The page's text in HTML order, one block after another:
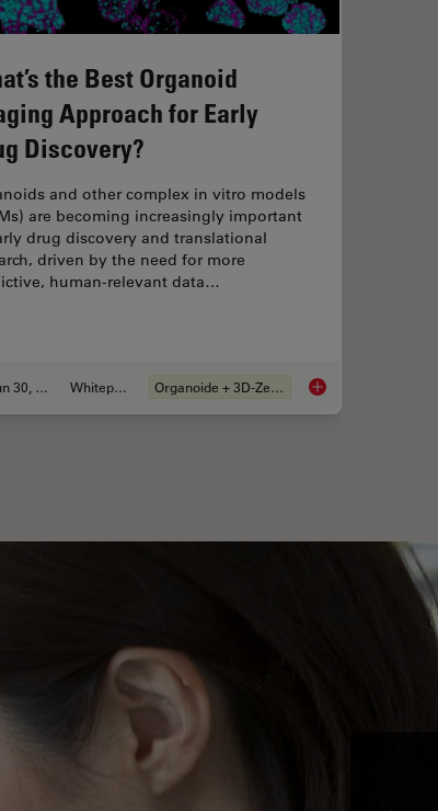
From Waffle Method to Serial Lift-Out
the Best Organoid
Approach for Early
Discovery?
and other complex in vitro models
are becoming increasingly important
drug discovery and translational
driven by the need for more
human-relevant data…
Jun 30, 2026 Whitepaper Organoide + 3D-Zellkultur What’s the Best